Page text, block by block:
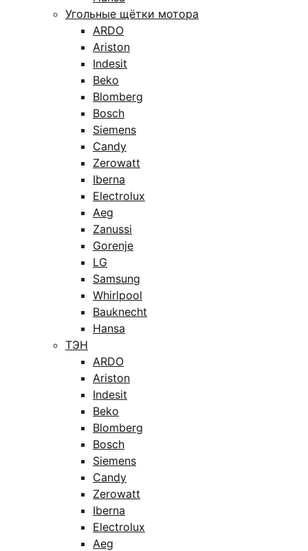
Угольные щётки мотора
ARDO
Ariston
Indesit
Beko
Blomberg
Bosch
Siemens
Candy
Zerowatt
Iberna
Electrolux
Aeg
Zanussi
Gorenje
LG
Samsung
Whirlpool
Bauknecht
Hansa
ТЭН
ARDO
Ariston
Indesit
Beko
Blomberg
Bosch
Siemens
Candy
Zerowatt
Iberna
Electrolux
Aeg